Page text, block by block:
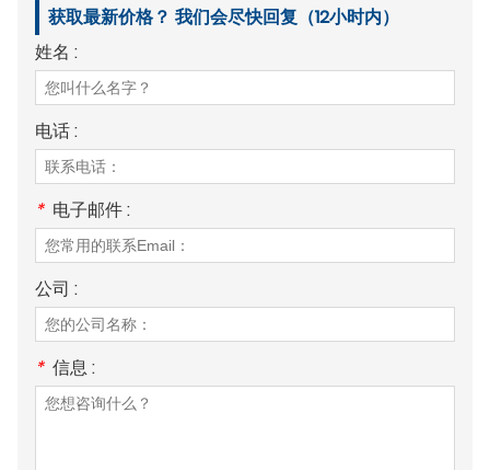
获取最新价格？ 我们会尽快回复（12小时内）
姓名 :
电话 :
* 电子邮件 :
公司 :
* 信息 :